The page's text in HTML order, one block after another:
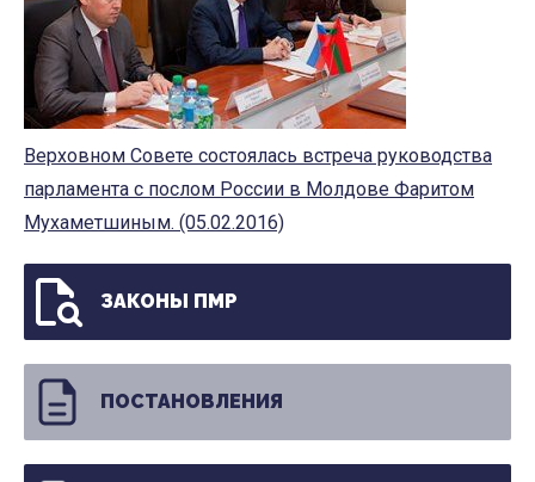
Верховном Совете состоялась встреча руководства
парламента с послом России в Молдове Фаритом
Мухаметшиным. (05.02.2016)
ЗАКОНЫ ПМР
ПОСТАНОВЛЕНИЯ